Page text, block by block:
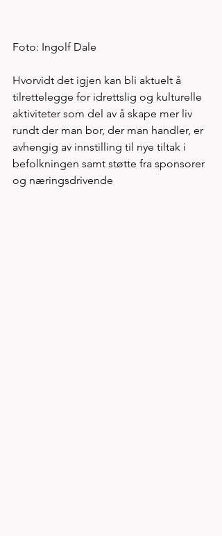
Foto: Ingolf Dale
Hvorvidt det igjen kan bli aktuelt å
tilrettelegge for idrettslig og kulturelle
aktiviteter som del av å skape mer liv
rundt der man bor, der man handler, er
avhengig av innstilling til nye tiltak i
befolkningen samt støtte fra sponsorer
og næringsdrivende